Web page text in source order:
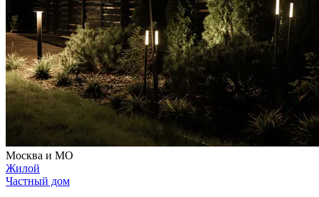
Москва и МО
Жилой
Частный дом